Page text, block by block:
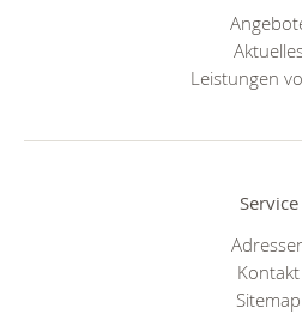
Leistungen
Service
Kontakt
Sitemap